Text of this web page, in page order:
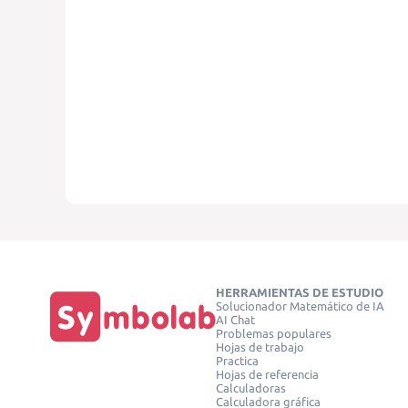
HERRAMIENTAS DE ESTUDIO
Solucionador Matemático de IA
AI Chat
Problemas populares
Hojas de trabajo
Practica
Hojas de referencia
Calculadoras
Calculadora gráfica